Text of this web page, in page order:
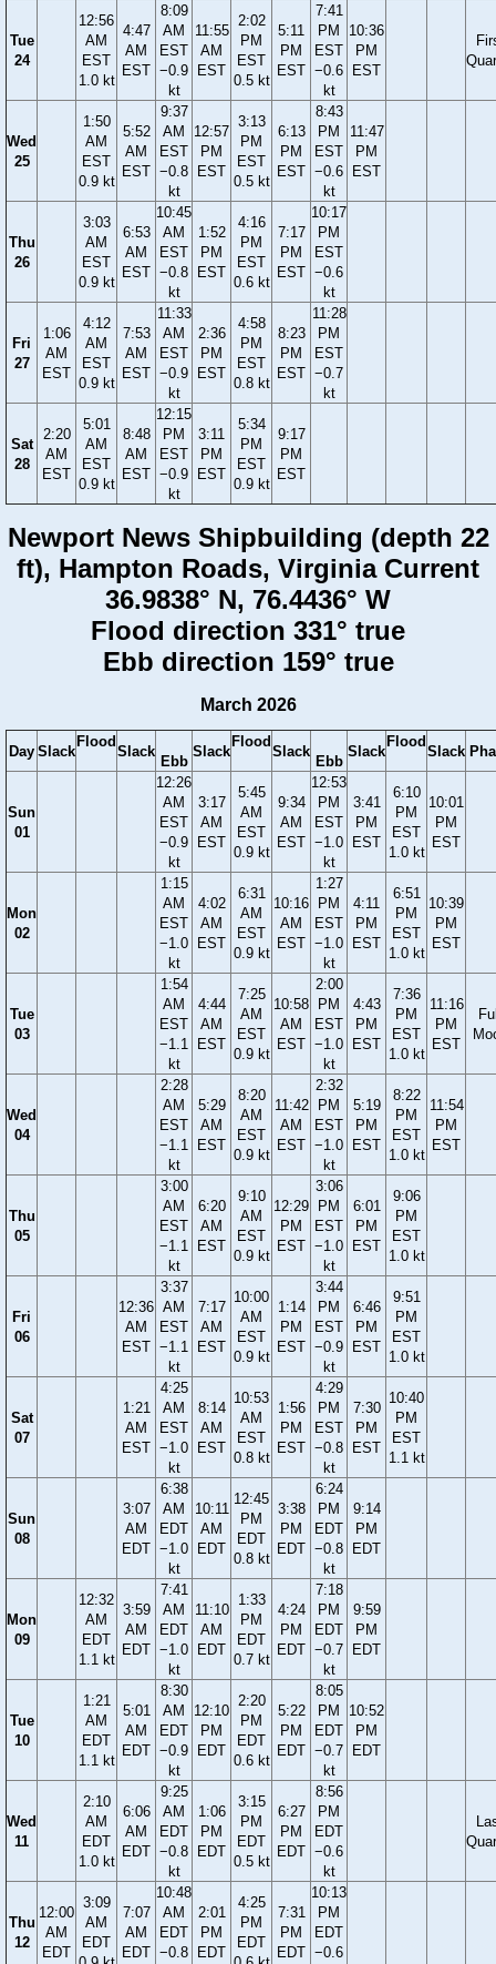
Tue
24
12:56
AM
EST
1.0 kt
4:47
AM
EST
8:09
AM
EST
−0.9
kt
11:55
AM
EST
2:02
PM
EST
0.5 kt
5:11
PM
EST
7:41
PM
EST
−0.6
kt
10:36
PM
EST
Wed
25
1:50
AM
EST
0.9 kt
5:52
AM
EST
9:37
AM
EST
−0.8
kt
12:57
PM
EST
3:13
PM
EST
0.5 kt
6:13
PM
EST
8:43
PM
EST
−0.6
kt
11:47
PM
EST
Thu
26
3:03
AM
EST
0.9 kt
6:53
AM
EST
10:45
AM
EST
−0.8
kt
1:52
PM
EST
4:16
PM
EST
0.6 kt
7:17
PM
EST
10:17
PM
EST
−0.6
kt
Fri
27
1:06
AM
EST
4:12
AM
EST
0.9 kt
7:53
AM
EST
11:33
AM
EST
−0.9
kt
2:36
PM
EST
4:58
PM
EST
0.8 kt
8:23
PM
EST
11:28
PM
EST
−0.7
kt
Sat
28
2:20
AM
EST
5:01
AM
EST
0.9 kt
8:48
AM
EST
12:15
PM
EST
−0.9
kt
3:11
PM
EST
5:34
PM
EST
0.9 kt
9:17
PM
EST
Newport News Shipbuilding (depth 22
ft), Hampton Roads, Virginia Current
36.9838° N, 76.4436° W
Flood direction 331° true
Ebb direction 159° true
March 2026
Day Slack
Flood
Slack
Ebb
Slack
Flood
Slack
Ebb
Slack
Flood
Slack
Sun
01
12:26
AM
EST
−0.9
kt
3:17
AM
EST
5:45
AM
EST
0.9 kt
9:34
AM
EST
12:53
PM
EST
−1.0
kt
3:41
PM
EST
6:10
PM
EST
1.0 kt
10:01
PM
EST
Mon
02
1:15
AM
EST
−1.0
kt
4:02
AM
EST
6:31
AM
EST
0.9 kt
10:16
AM
EST
1:27
PM
EST
−1.0
kt
4:11
PM
EST
6:51
PM
EST
1.0 kt
10:39
PM
EST
Tue
03
1:54
AM
EST
−1.1
kt
4:44
AM
EST
7:25
AM
EST
0.9 kt
10:58
AM
EST
2:00
PM
EST
−1.0
kt
4:43
PM
EST
7:36
PM
EST
1.0 kt
11:16
PM
EST
Wed
04
2:28
AM
EST
−1.1
kt
5:29
AM
EST
8:20
AM
EST
0.9 kt
11:42
AM
EST
2:32
PM
EST
−1.0
kt
5:19
PM
EST
8:22
PM
EST
1.0 kt
11:54
PM
EST
Thu
05
3:00
AM
EST
−1.1
kt
6:20
AM
EST
9:10
AM
EST
0.9 kt
12:29
PM
EST
3:06
PM
EST
−1.0
kt
6:01
PM
EST
9:06
PM
EST
1.0 kt
Fri
06
12:36
AM
EST
3:37
AM
EST
−1.1
kt
7:17
AM
EST
10:00
AM
EST
0.9 kt
1:14
PM
EST
3:44
PM
EST
−0.9
kt
6:46
PM
EST
9:51
PM
EST
1.0 kt
Sat
07
1:21
AM
EST
4:25
AM
EST
−1.0
kt
8:14
AM
EST
10:53
AM
EST
0.8 kt
1:56
PM
EST
4:29
PM
EST
−0.8
kt
7:30
PM
EST
10:40
PM
EST
1.1 kt
Sun
08
3:07
AM
EDT
6:38
AM
EDT
−1.0
kt
10:11
AM
EDT
12:45
PM
EDT
0.8 kt
3:38
PM
EDT
6:24
PM
EDT
−0.8
kt
9:14
PM
EDT
Mon
09
12:32
AM
EDT
1.1 kt
3:59
AM
EDT
7:41
AM
EDT
−1.0
kt
11:10
AM
EDT
1:33
PM
EDT
0.7 kt
4:24
PM
EDT
7:18
PM
EDT
−0.7
kt
9:59
PM
EDT
Tue
10
1:21
AM
EDT
1.1 kt
5:01
AM
EDT
8:30
AM
EDT
−0.9
kt
12:10
PM
EDT
2:20
PM
EDT
0.6 kt
5:22
PM
EDT
8:05
PM
EDT
−0.7
kt
10:52
PM
EDT
Wed
11
2:10
AM
EDT
1.0 kt
6:06
AM
EDT
9:25
AM
EDT
−0.8
kt
1:06
PM
EDT
3:15
PM
EDT
0.5 kt
6:27
PM
EDT
8:56
PM
EDT
−0.6
kt
Thu
12
12:00
AM
EDT
3:09
AM
EDT
7:07
AM
EDT
10:48
AM
EDT
−0.8
2:01
PM
EDT
4:25
PM
EDT
7:31
PM
EDT
10:13
PM
EDT
−0.6